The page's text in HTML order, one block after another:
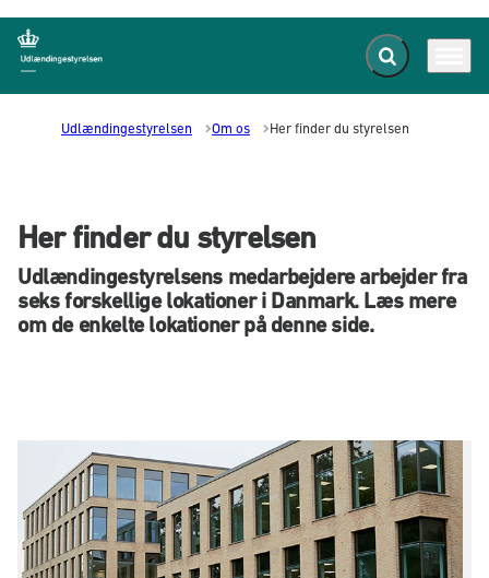
Gå til forsiden Fold søgefelt ud
Udlændingestyrelsen Om os Her finder du styrelsen
Her finder du styrelsen
Udlændingestyrelsens medarbejdere arbejder fra
seks forskellige lokationer i Danmark. Læs mere
om de enkelte lokationer på denne side.